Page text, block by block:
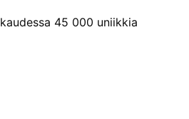
45 000 uniikkia